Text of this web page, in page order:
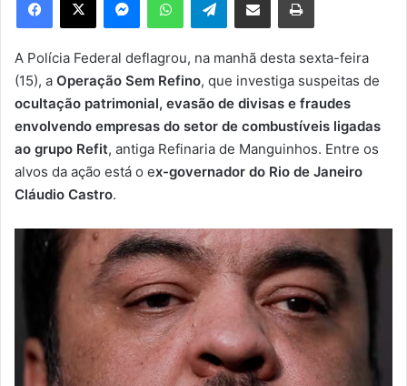
m
e
-
m
a
A Polícia Federal deflagrou, na manhã desta sexta-feira
(15), a Operação Sem Refino, que investiga suspeitas de
ocultação patrimonial, evasão de divisas e fraudes
envolvendo empresas do setor de combustíveis ligadas
ao grupo Refit, antiga Refinaria de Manguinhos. Entre os
alvos da ação está o ex-governador do Rio de Janeiro
Cláudio Castro.